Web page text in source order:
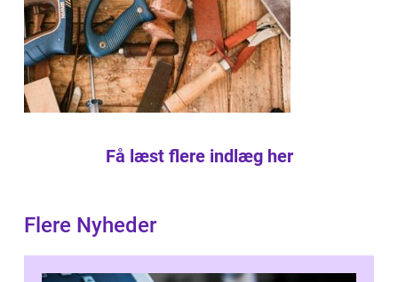
Få læst flere indlæg her
Flere Nyheder